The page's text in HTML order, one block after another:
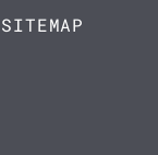
SITEMAP